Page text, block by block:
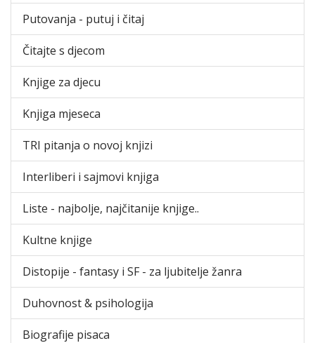
Putovanja - putuj i čitaj
Čitajte s djecom
Knjige za djecu
Knjiga mjeseca
TRI pitanja o novoj knjizi
Interliberi i sajmovi knjiga
Liste - najbolje, najčitanije knjige..
Kultne knjige
Distopije - fantasy i SF - za ljubitelje žanra
Duhovnost & psihologija
Biografije pisaca